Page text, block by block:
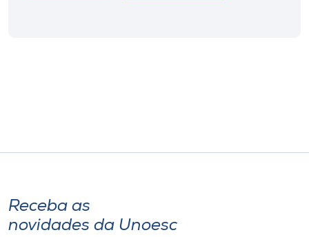
A+
Receba as
novidades da Unoesc